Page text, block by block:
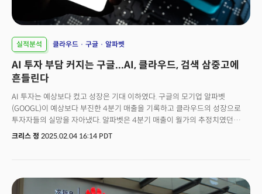
실적분석 클라우드 구글 알파벳
AI 투자 부담 커지는 구글...AI, 클라우드, 검색 삼중고에
흔들린다
AI 투자는 예상보다 컸고 성장은 기대 이하였다. 구글의 모기업 알파벳
(GOOGL)이 예상보다 부진한 4분기 매출을 기록하고 클라우드의 성장으로
투자자들의 실망을 자아냈다. 알파벳은 4분기 매출이 월가의 추정치였던
965억 6000만 달러보다 낮은 964억 7000만 달러를 기록하며 2022년
역시 1년 중 최저치로 시장의 기대를 충족하지는 못했다. 특히 구글
클라우드의 성장 부진이 충격으로 다가왔다. 클라우드 매출은 119억 6000만
크리스 정 2025.02.04 16:14 PDT